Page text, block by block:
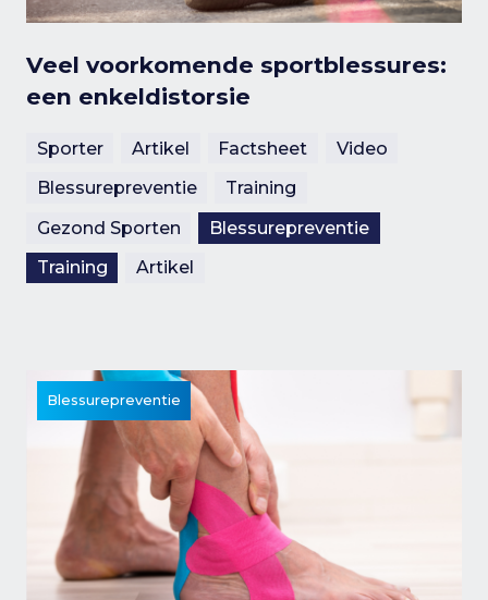
Veel voorkomende sportblessures:
een enkeldistorsie
Sporter Artikel Factsheet
Video
Blessurepreventie
Training
Gezond Sporten
Blessurepreventie
Training
Artikel
Blessurepreventie